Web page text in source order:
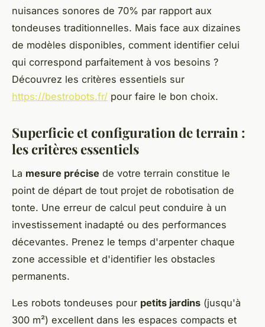
nuisances sonores de 70% par rapport aux
tondeuses traditionnelles. Mais face aux dizaines
de modèles disponibles, comment identifier celui
qui correspond parfaitement à vos besoins ?
Découvrez les critères essentiels sur
https://bestrobots.fr/ pour faire le bon choix.
Superficie et configuration de terrain :
les critères essentiels
La mesure précise de votre terrain constitue le
point de départ de tout projet de robotisation de
tonte. Une erreur de calcul peut conduire à un
investissement inadapté ou des performances
décevantes. Prenez le temps d'arpenter chaque
zone accessible et d'identifier les obstacles
permanents.
Les robots tondeuses pour petits jardins (jusqu'à
300 m²) excellent dans les espaces compacts et